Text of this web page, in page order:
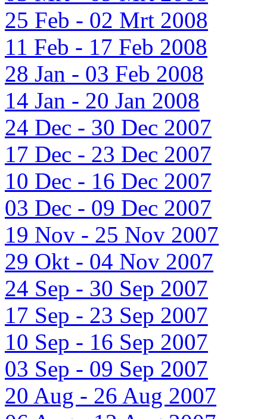
25 Feb - 02 Mrt 2008
11 Feb - 17 Feb 2008
28 Jan - 03 Feb 2008
14 Jan - 20 Jan 2008
24 Dec - 30 Dec 2007
17 Dec - 23 Dec 2007
10 Dec - 16 Dec 2007
03 Dec - 09 Dec 2007
19 Nov - 25 Nov 2007
29 Okt - 04 Nov 2007
24 Sep - 30 Sep 2007
17 Sep - 23 Sep 2007
10 Sep - 16 Sep 2007
03 Sep - 09 Sep 2007
20 Aug - 26 Aug 2007